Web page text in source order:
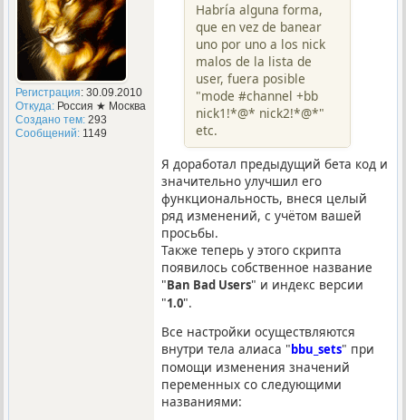
Регистрация: 30.09.2010
Откуда:Россия ★ Москва
Создано тем:293
Сообщений:1149
Habría alguna forma,
que en vez de banear
uno por uno a los nick
malos de la lista de
user, fuera posible
"mode #channel +bb
nick1!*@* nick2!*@*"
etc.
Я доработал предыдущий бета код и
значительно улучшил его
функциональность, внеся целый
ряд изменений, с учётом вашей
просьбы.
Также теперь у этого скрипта
появилось собственное название
"Ban Bad Users" и индекс версии
"1.0".
Все настройки осуществляются
внутри тела алиаса "bbu_sets" при
помощи изменения значений
переменных со следующими
названиями: